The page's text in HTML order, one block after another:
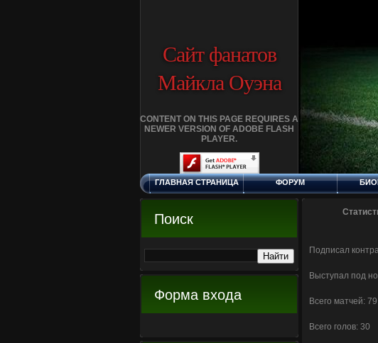
Сайт фанатов
Майкла Оуэна
CONTENT ON THIS PAGE REQUIRES A
NEWER VERSION OF ADOBE FLASH
PLAYER.
ЧЕТВЕРГ, 6.8.2026
ГЛАВНАЯ СТРАНИЦА ФОРУМ
ОБРАТНАЯ СВЯЗЬ LIVERPOOL
ОНЛАЙН ИГРЫ
Поиск
Форма входа
Подписал
Выступал под
Всего матчей: 79
Всего голов: 30